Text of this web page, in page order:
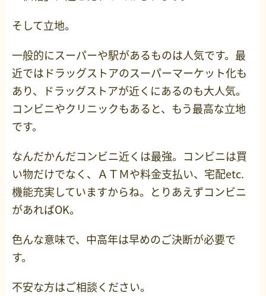
そして立地。
一般的にスーパーや駅があるものは人気です。最
近ではドラッグストアのスーパーマーケット化も
あり、ドラッグストアが近くにあるのも大人気。
コンビニやクリニックもあると、もう最高な立地
です。
なんだかんだコンビニ近くは最強。コンビニは買
い物だけでなく、ＡＴＭや料金支払い、宅配etc.
機能充実していますからね。とりあえずコンビニ
があればOK。
色んな意味で、中高年は早めのご決断が必要で
す。
不安な方はご相談ください。